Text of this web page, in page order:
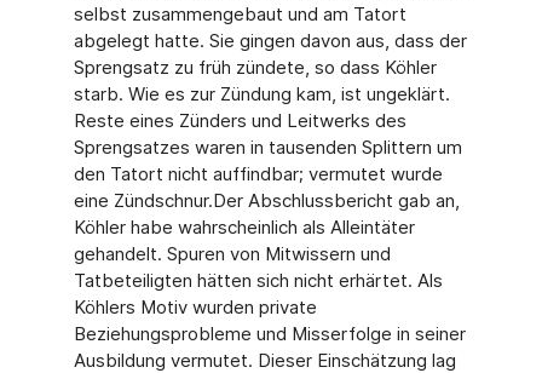
selbst zusammengebaut und am Tatort
abgelegt hatte. Sie gingen davon aus, dass der
Sprengsatz zu früh zündete, so dass Köhler
starb. Wie es zur Zündung kam, ist ungeklärt.
Reste eines Zünders und Leitwerks des
Sprengsatzes waren in tausenden Splittern um
den Tatort nicht auffindbar; vermutet wurde
eine Zündschnur.Der Abschlussbericht gab an,
Köhler habe wahrscheinlich als Alleintäter
gehandelt. Spuren von Mitwissern und
Tatbeteiligten hätten sich nicht erhärtet. Als
Köhlers Motiv wurden private
Beziehungsprobleme und Misserfolge in seiner
Ausbildung vermutet. Dieser Einschätzung lag